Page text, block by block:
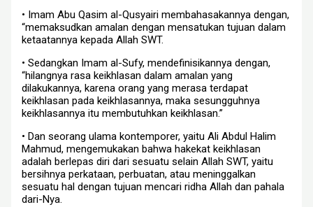
• Imam Abu Qasim al-Qusyairi membahasakannya dengan,
“memaksudkan amalan dengan mensatukan tujuan dalam
ketaatannya kepada Allah SWT.
• Sedangkan Imam al-Sufy, mendefinisikannya dengan,
“hilangnya rasa keikhlasan dalam amalan yang
dilakukannya, karena orang yang merasa terdapat
keikhlasan pada keikhlasannya, maka sesungguhnya
keikhlasannya itu membutuhkan keikhlasan.”
• Dan seorang ulama kontemporer, yaitu Ali Abdul Halim
Mahmud, mengemukakan bahwa hakekat keikhlasan
adalah berlepas diri dari sesuatu selain Allah SWT, yaitu
bersihnya perkataan, perbuatan, atau meninggalkan
sesuatu hal dengan tujuan mencari ridha Allah dan pahala
dari-Nya.